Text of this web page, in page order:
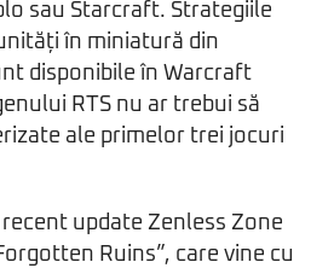
sau Starcraft. Strategiile
în miniatură din
disponibile în Warcraft
RTS nu ar trebui să
ale primelor trei jocuri
recent update Zenless Zone
Ruins”, care vine cu